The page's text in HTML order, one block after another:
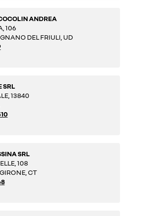
ANDREA
106
DEL FRIULI, UD
SRL
13840
SRL
108
CT